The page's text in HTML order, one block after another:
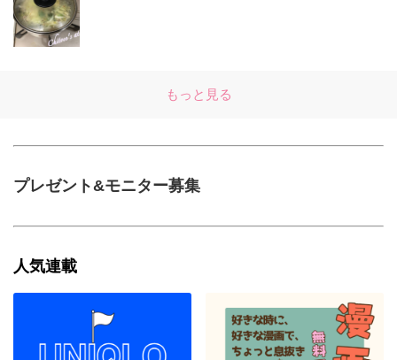
もっと見る
プレゼント&モニター募集
人気連載